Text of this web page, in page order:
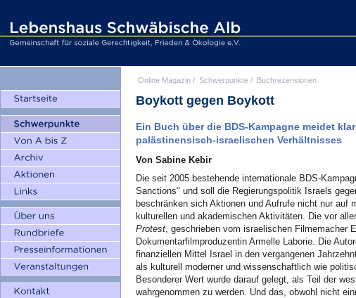
Online Magazin / Schwerpunkte / Buchrezensionen
Boykott gegen Boykott
Ein Buch über die BDS-Kampagne meidet
palästinensisch-israelischen Verhältnisses
Von Sabine Kebir
Die seit 2005 bestehende internationale BDS-
Sanctions" und soll die Regierungspolitik Israels
beschränken sich Aktionen und Aufrufe nicht nur auf
kulturellen und akademischen Aktivitäten. Die vor
Protest, geschrieben vom israelischen Filmemacher
Dokumentarfilmproduzentin Armelle Laborie. Die
finanziellen Mittel Israel in den vergangenen
als kulturell moderner und wissenschaftlich wie
Besonderer Wert wurde darauf gelegt, als Teil der
wahrgenommen zu werden. Und das, obwohl nicht